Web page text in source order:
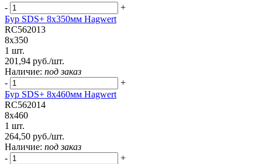
-
+
Бур SDS+ 8х350мм Hagwert
RC562013
8x350
1 шт.
201,94 руб./шт.
Наличие: под заказ
-
+
Бур SDS+ 8х460мм Hagwert
RC562014
8x460
1 шт.
264,50 руб./шт.
Наличие: под заказ
-
+